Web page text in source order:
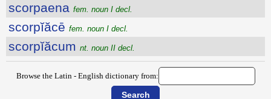
scorpaena fem. noun I decl.
scorpĭăcē fem. noun I decl.
scorpĭăcum nt. noun II decl.
Browse the Latin - English dictionary from: